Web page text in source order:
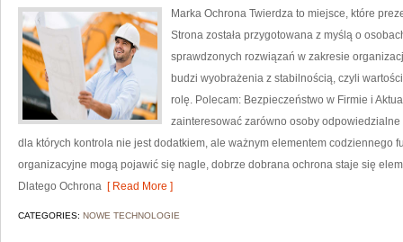
Marka Ochrona Twierdza to miejsce, które
Strona została przygotowana z myślą o
sprawdzonych rozwiązań w zakresie
budzi wyobrażenia z stabilnością, czyli
rolę. Polecam: Bezpieczeństwo w Firmie i
zainteresować zarówno osoby
dla których kontrola nie jest dodatkiem, ale ważnym elementem codziennego
organizacyjne mogą pojawić się nagle, dobrze dobrana ochrona staje się
Dlatego Ochrona [ Read More ]
CATEGORIES: NOWE TECHNOLOGIE